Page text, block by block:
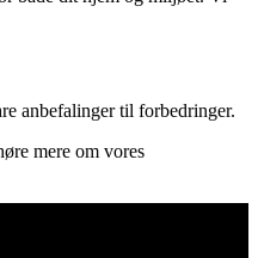
anbefalinger til forbedringer.
mere om vores